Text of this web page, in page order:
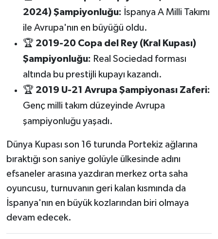
2024) Şampiyonluğu: İspanya A Milli Takımı
ile Avrupa'nın en büyüğü oldu.
🏆 2019-20 Copa del Rey (Kral Kupası)
Şampiyonluğu: Real Sociedad forması
altında bu prestijli kupayı kazandı.
🏆 2019 U-21 Avrupa Şampiyonası Zaferi:
Genç milli takım düzeyinde Avrupa
şampiyonluğu yaşadı.
Dünya Kupası son 16 turunda Portekiz ağlarına
bıraktığı son saniye golüyle ülkesinde adını
efsaneler arasına yazdıran merkez orta saha
oyuncusu, turnuvanın geri kalan kısmında da
İspanya'nın en büyük kozlarından biri olmaya
devam edecek.